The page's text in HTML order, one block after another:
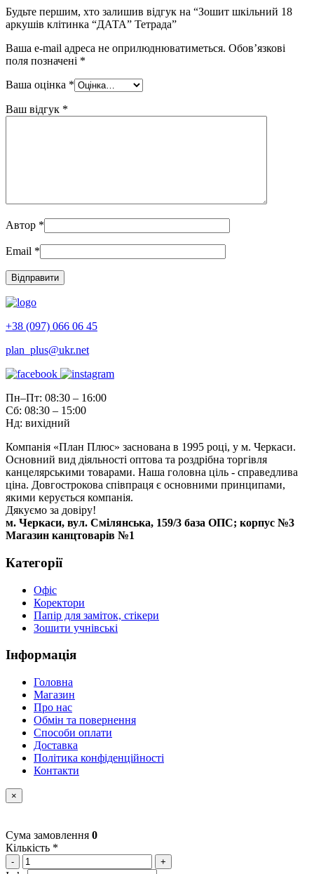
Будьте першим, хто залишив відгук на “Зошит шкільний 18
аркушів клiтинка “ДАТА” Тетрада”
Ваша e-mail адреса не оприлюднюватиметься. Обов’язкові
поля позначені *
Ваша оцінка *
Ваш відгук *
Автор *
Email *
+38 (097) 066 06 45
plan_plus@ukr.net
Пн–Пт: 08:30 – 16:00
Сб: 08:30 – 15:00
Нд: вихідний
Компанія «План Плюс» заснована в 1995 році, у м. Черкаси.
Основний вид діяльності оптова та роздрібна торгівля
канцелярськими товарами. Наша головна ціль - справедлива
ціна. Довгострокова співпраця є основними принципами,
якими керується компанія.
Дякуємо за довіру!
м. Черкаси, вул. Смілянська, 159/3 база ОПС; корпус №3
Магазин канцтоварів №1
Категорії
Офіс
Коректори
Папір для заміток, стікери
Зошити учнівські
Інформація
Головна
Магазин
Про нас
Обмін та повернення
Способи оплати
Доставка
Політика конфіденційності
Контакти
×
Сума замовлення 0
Кількість *
- +